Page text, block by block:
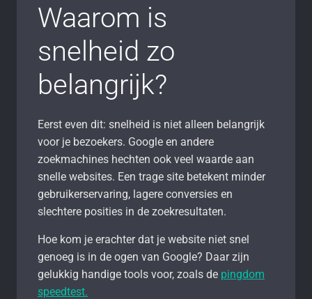
Waarom is
snelheid zo
belangrijk?
Eerst even dit: snelheid is niet alleen belangrijk
voor je bezoekers. Google en andere
zoekmachines hechten ook veel waarde aan
snelle websites. Een trage site betekent minder
gebruikerservaring, lagere conversies en
slechtere posities in de zoekresultaten.
Hoe kom je erachter dat je website niet snel
genoeg is in de ogen van Google? Daar zijn
gelukkig handige tools voor, zoals de pingdom
speedtest.